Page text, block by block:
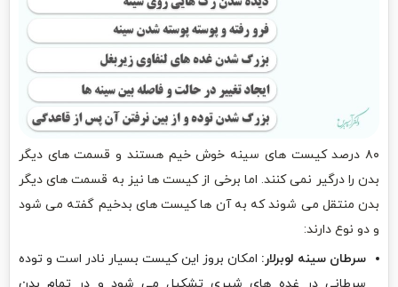
۸۰ درصد کیست های سینه خوش خیم هستند و قسمت های دیگر
بدن را درگیر نمی کنند. اما برخی از کیست ها نیز به قسمت های دیگر
بدن منتقل می شوند که به آن ها کیست های بدخیم گفته می شود
و دو نوع دارند:
سرطان سینه لوبرلار: امکان بروز این کیست بسیار نادر است و توده
سرطانی در غده های شیری تشکیل می شود و در تمام بدن